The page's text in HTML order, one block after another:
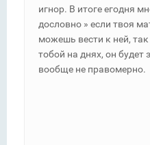
игнор. В итоге егодня
дословно » если твоя
можешь вести к ней,
тобой на днях, он будет
вообще не правомерно.